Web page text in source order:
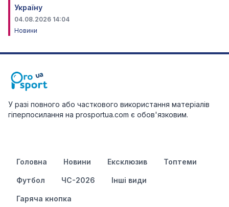
Україну
04.08.2026 14:04
Новини
У разі повного або часткового використання матеріалів
гіперпосилання на prosportua.com є обов'язковим.
Головна Новини Ексклюзив Топтеми
Футбол ЧС-2026 Інші види
Гаряча кнопка